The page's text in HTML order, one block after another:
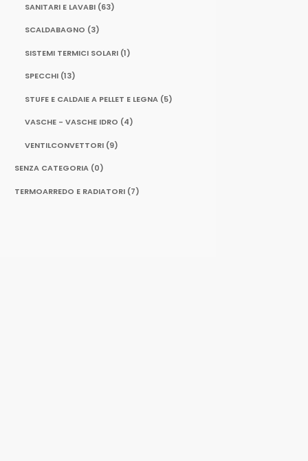
SANITARI E LAVABI (63)
SCALDABAGNO (3)
SISTEMI TERMICI SOLARI (1)
SPECCHI (13)
STUFE E CALDAIE A PELLET E LEGNA (5)
VASCHE - VASCHE IDRO (4)
VENTILCONVETTORI (9)
SENZA CATEGORIA (0)
TERMOARREDO E RADIATORI (7)